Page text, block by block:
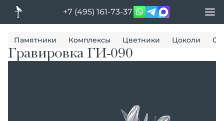
+7 (495) 161-73-37
Памятники Комплексы Цветники Цоколи
Гравировка ГИ-090